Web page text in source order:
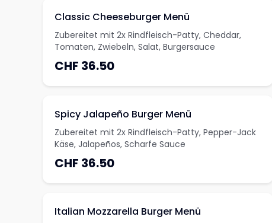
Classic Cheeseburger Menü
Zubereitet mit 2x Rindfleisch-Patty, Cheddar,
Tomaten, Zwiebeln, Salat, Burgersauce
CHF 36.50
Spicy Jalapeño Burger Menü
Zubereitet mit 2x Rindfleisch-Patty, Pepper-Jack
Käse, Jalapeños, Scharfe Sauce
CHF 36.50
Italian Mozzarella Burger Menü